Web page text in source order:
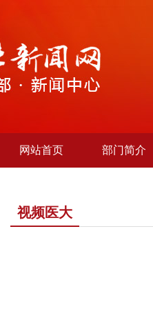
网站首页 部门简介
视频医大